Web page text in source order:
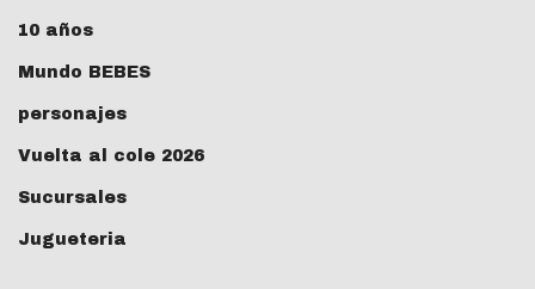
10 años
Mundo BEBES
personajes
Vuelta al cole 2026
Sucursales
Jugueteria